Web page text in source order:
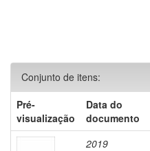
Conjunto de itens:
Pré-
visualização
Data do
documento
2019